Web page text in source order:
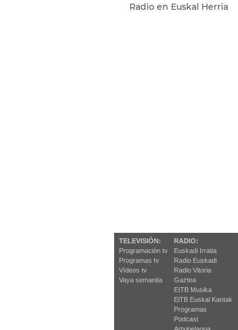
Radio en Euskal Herria
TELEVISIÓN:
Programación tv
Programas tv
Vídeos tv
Vaya semanita
RADIO:
Euskadi Irratia
Radio Euskadi
Radio Vitoria
Gaztea
EITB Musika
EiTB Euskal Kantak
Programas
Podcast